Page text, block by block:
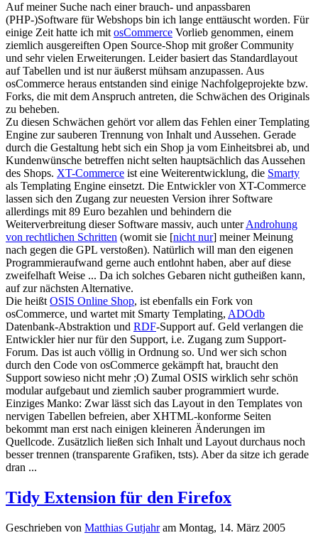
Auf meiner Suche nach einer brauch- und anpassbaren
(PHP-)Software für Webshops bin ich lange enttäuscht worden. Für
einige Zeit hatte ich mit osCommerce Vorlieb genommen, einem
ziemlich ausgereiften Open Source-Shop mit großer Community
und sehr vielen Erweiterungen. Leider basiert das Standardlayout
auf Tabellen und ist nur äußerst mühsam anzupassen. Aus
osCommerce heraus entstanden sind einige Nachfolgeprojekte bzw.
Forks, die mit dem Anspruch antreten, die Schwächen des Originals
zu beheben.
Zu diesen Schwächen gehört vor allem das Fehlen einer Templating
Engine zur sauberen Trennung von Inhalt und Aussehen. Gerade
durch die Gestaltung hebt sich ein Shop ja vom Einheitsbrei ab, und
Kundenwünsche betreffen nicht selten hauptsächlich das Aussehen
des Shops. XT-Commerce ist eine Weiterentwicklung, die Smarty
als Templating Engine einsetzt. Die Entwickler von XT-Commerce
lassen sich den Zugang zur neuesten Version ihrer Software
allerdings mit 89 Euro bezahlen und behindern die
Weiterverbreitung dieser Software massiv, auch unterAndrohung
von rechtlichen Schritten (womit sie [nicht nur] meiner Meinung
nach gegen die GPL verstoßen). Natürlich will man den eigenen
Programmieraufwand gerne auch entlohnt haben, aber auf diese
zweifelhaft Weise ... Da ich solches Gebaren nicht gutheißen kann,
auf zur nächsten Alternative.
Die heißt OSIS Online Shop, ist ebenfalls ein Fork von
osCommerce, und wartet mit Smarty Templating, ADOdb
Datenbank-Abstraktion und RDF-Support auf. Geld verlangen die
Entwickler hier nur für den Support, i.e. Zugang zum Support-
Forum. Das ist auch völlig in Ordnung so. Und wer sich schon
durch den Code von osCommerce gekämpft hat, braucht den
Support sowieso nicht mehr ;O) Zumal OSIS wirklich sehr schön
modular aufgebaut und ziemlich sauber programmiert wurde.
Einziges Manko: Zwar lässt sich das Layout in den Templates von
nervigen Tabellen befreien, aber XHTML-konforme Seiten
bekommt man erst nach einigen kleineren Änderungen im
Quellcode. Zusätzlich ließen sich Inhalt und Layout durchaus noch
besser trennen (transparente Grafiken, tsts). Aber da sitze ich gerade
dran ...
Tidy Extension für den Firefox
Geschrieben von Matthias Gutjahram Montag, 14. März 2005